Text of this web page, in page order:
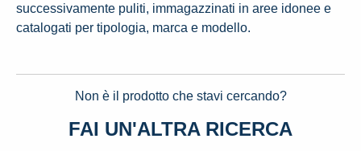
successivamente puliti, immagazzinati in aree idonee e
catalogati per tipologia, marca e modello.
Non è il prodotto che stavi cercando?
FAI UN'ALTRA RICERCA